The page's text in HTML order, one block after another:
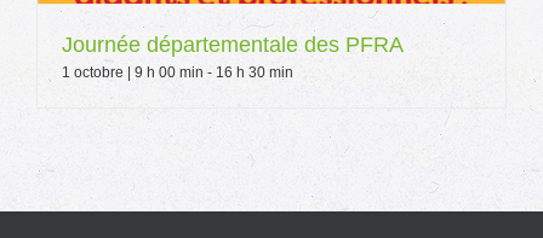
Journée départementale des PFRA
1 octobre | 9 h 00 min - 16 h 30 min